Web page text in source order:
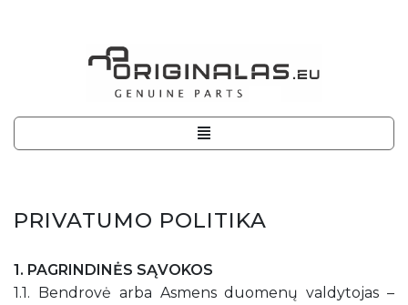
PRIVATUMO POLITIKA
1. PAGRINDINĖS SĄVOKOS
1.1. Bendrovė arba Asmens duomenų valdytojas –